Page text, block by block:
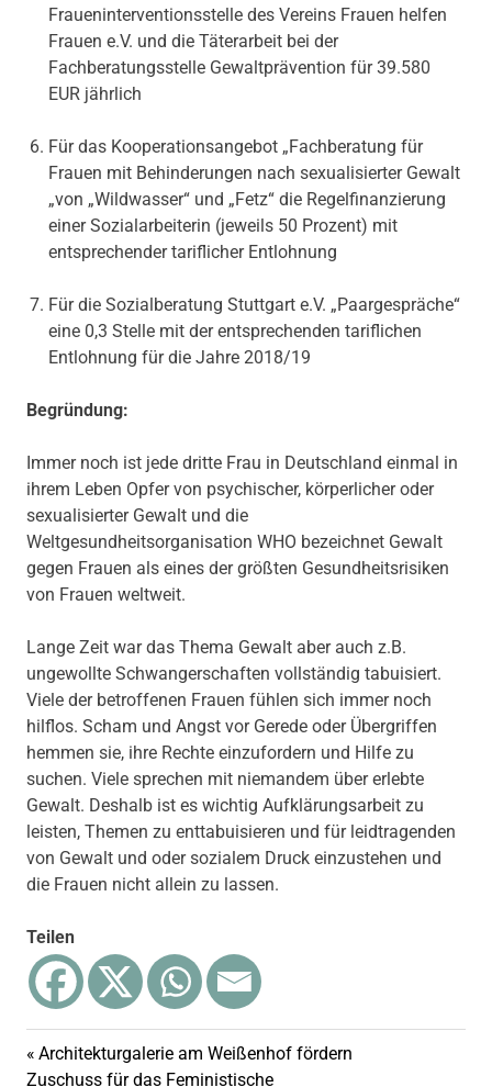
Fraueninterventionsstelle des Vereins Frauen helfen
Frauen e.V. und die Täterarbeit bei der
Fachberatungsstelle Gewaltprävention für 39.580
EUR jährlich
Für das Kooperationsangebot „Fachberatung für
Frauen mit Behinderungen nach sexualisierter Gewalt
„von „Wildwasser“ und „Fetz“ die Regelfinanzierung
einer Sozialarbeiterin (jeweils 50 Prozent) mit
entsprechender tariflicher Entlohnung
Für die Sozialberatung Stuttgart e.V. „Paargespräche“
eine 0,3 Stelle mit der entsprechenden tariflichen
Entlohnung für die Jahre 2018/19
Begründung:
Immer noch ist jede dritte Frau in Deutschland einmal in
ihrem Leben Opfer von psychischer, körperlicher oder
sexualisierter Gewalt und die
Weltgesundheitsorganisation WHO bezeichnet Gewalt
gegen Frauen als eines der größten Gesundheitsrisiken
von Frauen weltweit.
Lange Zeit war das Thema Gewalt aber auch z.B.
ungewollte Schwangerschaften vollständig tabuisiert.
Viele der betroffenen Frauen fühlen sich immer noch
hilflos. Scham und Angst vor Gerede oder Übergriffen
hemmen sie, ihre Rechte einzufordern und Hilfe zu
suchen. Viele sprechen mit niemandem über erlebte
Gewalt. Deshalb ist es wichtig Aufklärungsarbeit zu
leisten, Themen zu enttabuisieren und für leidtragenden
von Gewalt und oder sozialem Druck einzustehen und
die Frauen nicht allein zu lassen.
Teilen
Beitragsnavigation
Vorheriger
Beitrag:
Architekturgalerie am Weißenhof fördern
Nächster
Zuschuss für das Feministische